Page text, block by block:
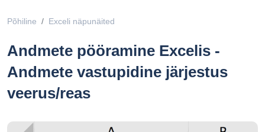
Põhiline Exceli näpunäited
Andmete pööramine Excelis -
Andmete vastupidine järjestus
veerus/reas